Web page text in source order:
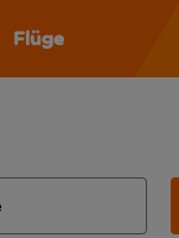
Flüge